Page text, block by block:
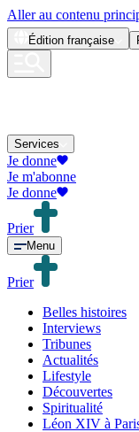
Aller au contenu
Édition française
Services
Je donne
Je m'abonne
Je donne
Prier
Menu
Prier
Belles histoires
Interviews
Tribunes
Actualités
Lifestyle
Découvertes
Spiritualité
Léon XIV à